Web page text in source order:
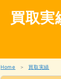
買取実
Home 買取実績